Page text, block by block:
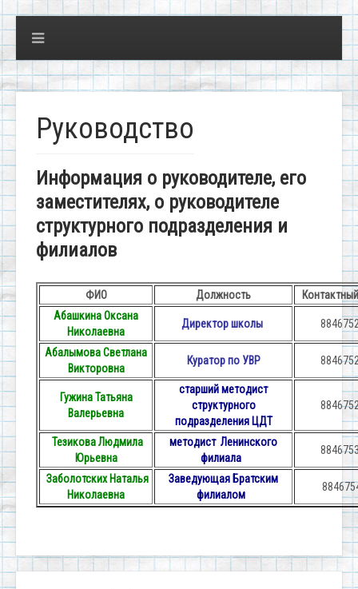
Руководство
Информация о руководителе, его
заместителях, о руководителе
структурного подразделения и
филиалов
ФИО Должность
Абашкина Оксана
Николаевна
Директор школы
Абалымова Светлана
Викторовна
Куратор по УВР
Гужина Татьяна
Валерьевна
старший методист
структурного
подразделения ЦДТ
Тезикова Людмила
Юрьевна
методист Ленинского
филиала
Заболотских Наталья
Николаевна
Заведующая Братским
филиалом